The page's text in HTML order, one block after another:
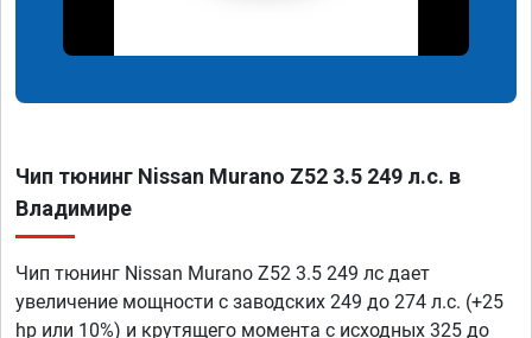
Чип тюнинг Nissan Murano Z52 3.5 249 л.с. в
Владимире
Чип тюнинг Nissan Murano Z52 3.5 249 лс дает
увеличение мощности с заводских 249 до 274 л.с. (+25
hp или 10%) и крутящего момента с исходных 325 до